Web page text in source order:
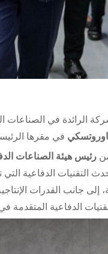
الرائدة في الصناعات
في مقرها
رئيس هيئة الصناعات
الدفاعية
إلى جانب القدرات
الدفاعية المتقدمة